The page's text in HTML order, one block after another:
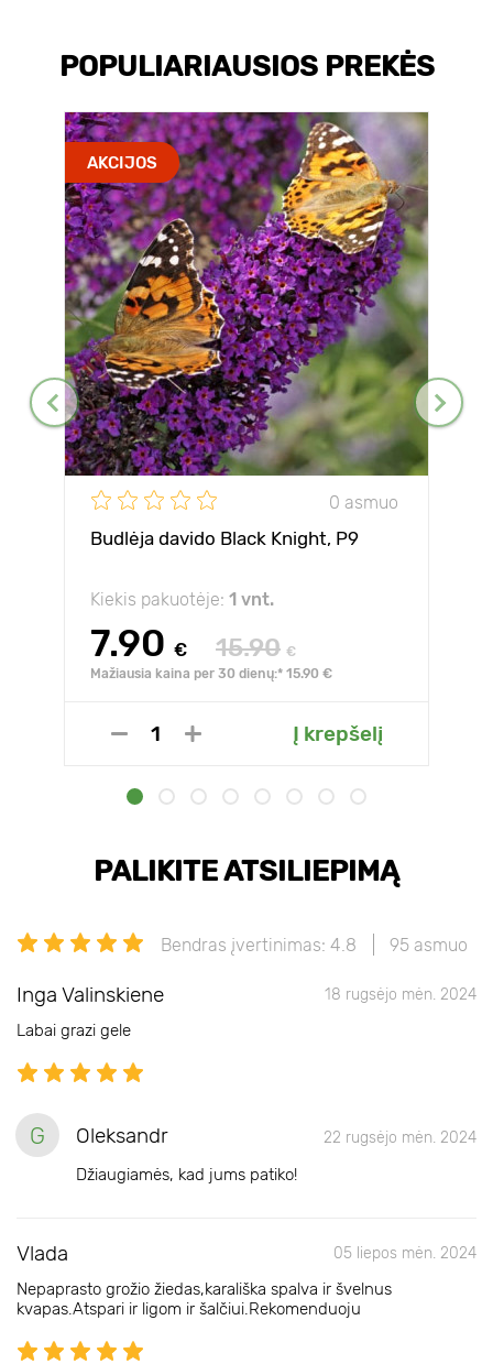
POPULIARIAUSIOS PREKĖS
AKCIJOS
0 asmuo
Budlėja davido Black Knight, P9
Kiekis pakuotėje: 1 vnt.
7.90 € 15.90 €
Mažiausia kaina per 30 dienų:* 15.90 €
Į krepšelį
PALIKITE ATSILIEPIMĄ
Bendras įvertinimas: 4.8 95 asmuo
Inga Valinskiene 18 rugsėjo mėn. 2024
Labai grazi gele
G Oleksandr 22 rugsėjo mėn. 2024
Džiaugiamės, kad jums patiko!
Vlada 05 liepos mėn. 2024
Nepaprasto grožio žiedas,karališka spalva ir švelnus
kvapas.Atspari ir ligom ir šalčiui.Rekomenduoju